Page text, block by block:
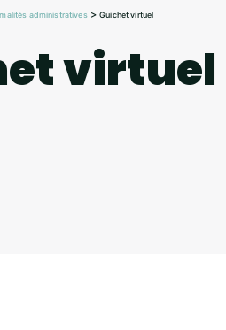
administratives>Guichet virtuel
virtuel